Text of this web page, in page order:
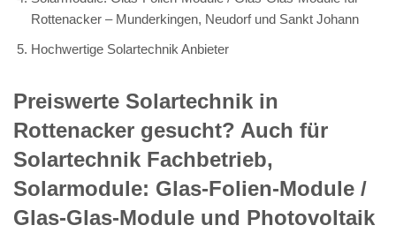
Rottenacker – Munderkingen, Neudorf und Sankt Johann
Hochwertige Solartechnik Anbieter
Preiswerte Solartechnik in
Rottenacker gesucht? Auch für
Solartechnik Fachbetrieb,
Solarmodule: Glas-Folien-Module /
Glas-Glas-Module und Photovoltaik